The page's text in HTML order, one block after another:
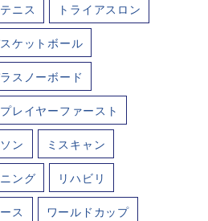
テニス トライアスロン
ケットボール
スノーボード
プレイヤーファースト
ン ミスキャン
ング リハビリ
ス ワールドカップ